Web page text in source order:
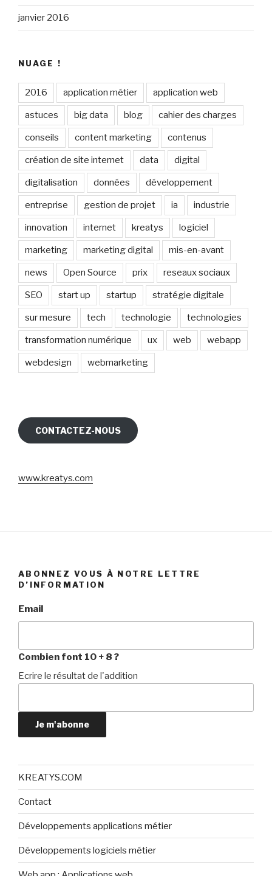
janvier 2016
NUAGE !
2016 application métier application web
astuces big data blog cahier des charges
conseils content marketing contenus
création de site internet data digital
digitalisation données développement
entreprise gestion de projet ia industrie
innovation internet kreatys logiciel
marketing marketing digital mis-en-avant
news Open Source prix reseaux sociaux
SEO start up startup stratégie digitale
sur mesure tech technologie technologies
transformation numérique ux web webapp
webdesign webmarketing
CONTACTEZ-NOUS
www.kreatys.com
ABONNEZ VOUS À NOTRE LETTRE
D’INFORMATION
Email
Combien font 10 + 8 ?
Ecrire le résultat de l'addition
Je m'abonne
KREATYS.COM
Contact
Développements applications métier
Développements logiciels métier